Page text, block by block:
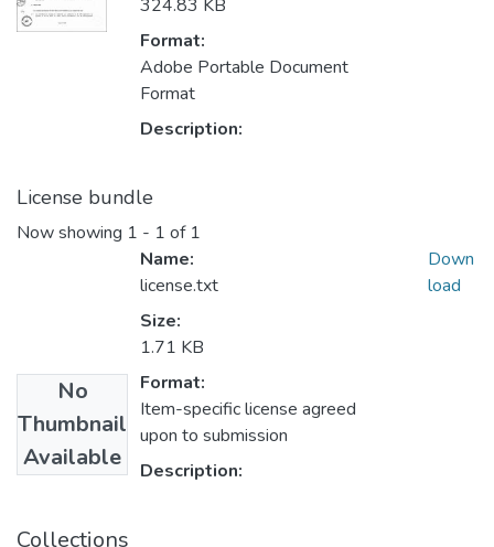
324.83 KB
Format:
Adobe Portable Document
Format
Description:
License bundle
Now showing 1 - 1 of 1
No
Thumbnail
Available
Name:
license.txt
Size:
1.71 KB
Format:
Item-specific license agreed
upon to submission
Description:
Down
load
Collections